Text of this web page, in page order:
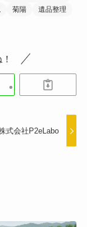
菊陽
遺品整理
式会社P2eLabo